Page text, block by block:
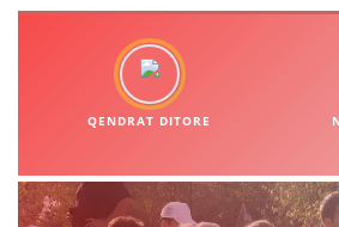
MARRDHËNJE ME
HULUMTIMI I OPINIONIT
BASHKËPUNIM
MARRËVESHJE
QENDRAT DITORE